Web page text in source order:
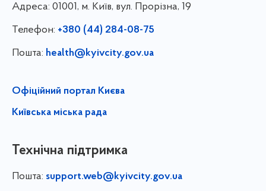
Адреса: 01001, м. Київ, вул. Прорізна, 19
Телефон: +380 (44) 284-08-75
Пошта: health@kyivcity.gov.ua
Офіційний портал Києва
Київська міська рада
Технічна підтримка
Пошта: support.web@kyivcity.gov.ua